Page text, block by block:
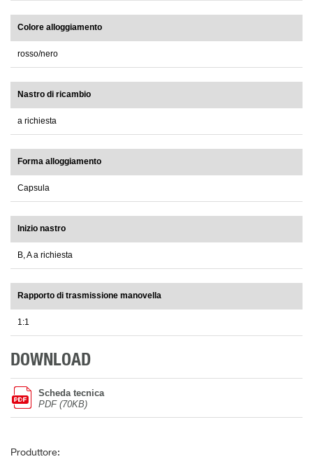
Colore alloggiamento
rosso/nero
Nastro di ricambio
a richiesta
Forma alloggiamento
Capsula
Inizio nastro
B, A a richiesta
Rapporto di trasmissione manovella
1:1
DOWNLOAD
Scheda tecnica
PDF (70KB)
Produttore: